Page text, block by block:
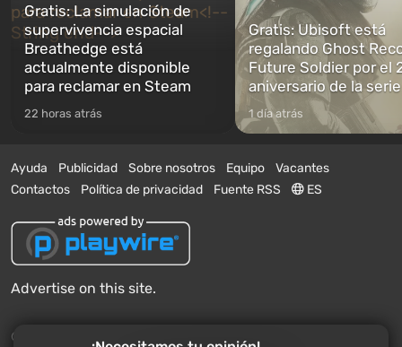
Gratis: La simulación de
supervivencia espacial
Breathedge está
actualmente disponible
para reclamar en Steam
22 horas atrás
Gratis: Ubisoft está
regalando Ghost
Future Soldier por el
aniversario de la serie
1 día atrás
Ayuda Publicidad Sobre nosotros Equipo
Vacantes
Contactos
Política de privacidad Fuente RSS ES
Advertise on this site.
© 2011 - 2026 VGTimes